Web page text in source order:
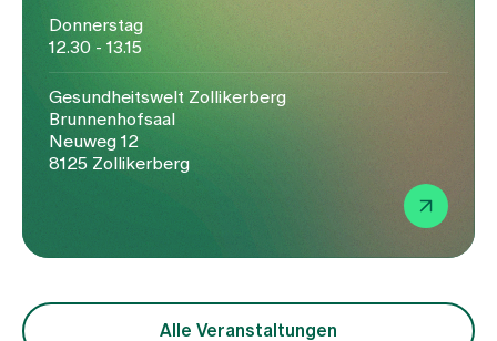
Donnerstag
12.30 - 13.15
Gesundheitswelt Zollikerberg
Brunnenhofsaal
Neuweg 12
8125 Zollikerberg
Alle Veranstaltungen